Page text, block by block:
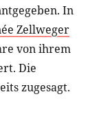
In
Zellweger
von ihrem
Die
zugesagt.